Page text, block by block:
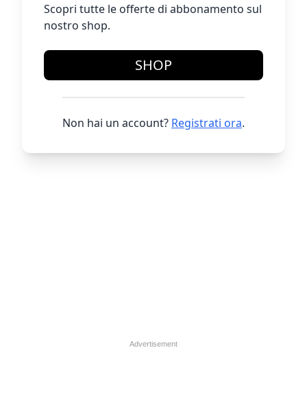
Scopri tutte le offerte di abbonamento sul
nostro shop.
SHOP
Non hai un account? Registrati ora.